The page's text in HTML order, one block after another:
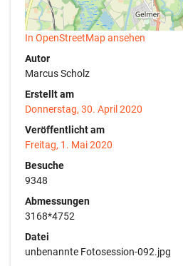
In OpenStreetMap ansehen
Autor
Marcus Scholz
Erstellt am
Donnerstag, 30. April 2020
Veröffentlicht am
Freitag, 1. Mai 2020
Besuche
9348
Abmessungen
3168*4752
Datei
unbenannte Fotosession-092.jpg